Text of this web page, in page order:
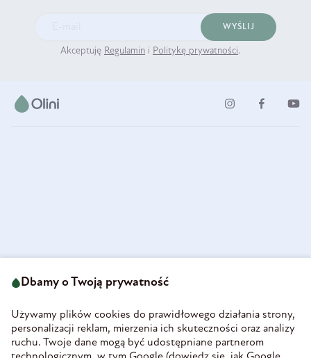
WYŚLIJ
Akceptuję Regulamin i Politykę prywatności.
58-160 Świebodzice
REGON 890213034
INFORMACJE
Dbamy o Twoją prywatność
Używamy plików cookies do prawidłowego działania strony,
personalizacji reklam, mierzenia ich skuteczności oraz analizy
ruchu. Twoje dane mogą być udostępniane partnerom